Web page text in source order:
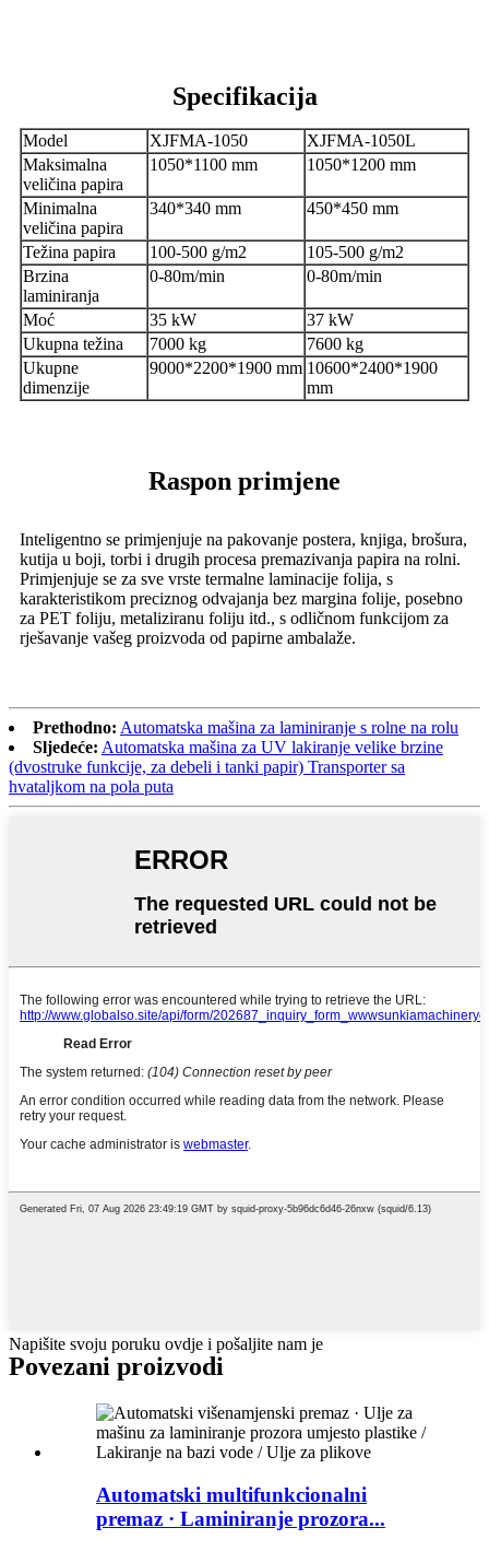
Specifikacija
Model XJFMA-1050
XJFMA-1050L
Maksimalna
veličina papira
1050*1100 mm 1050*1200 mm
Minimalna
veličina papira
340*340 mm 450*450 mm
Težina papira 100-500 g/m2
105-500 g/m2
Brzina
laminiranja
0-80m/min 0-80m/min
Moć 35 kW
37 kW
Ukupna težina
7000 kg
7600 kg
Ukupne
dimenzije
9000*2200*1900 mm 10600*2400*1900
mm
Raspon primjene
Inteligentno se primjenjuje na pakovanje postera, knjiga, brošura,
kutija u boji, torbi i drugih procesa premazivanja papira na rolni.
Primjenjuje se za sve vrste termalne laminacije folija, s
karakteristikom preciznog odvajanja bez margina folije, posebno
za PET foliju, metaliziranu foliju itd., s odličnom funkcijom za
rješavanje vašeg proizvoda od papirne ambalaže.
Prethodno: Automatska mašina za laminiranje s rolne na rolu
Sljedeće: Automatska mašina za UV lakiranje velike brzine
(dvostruke funkcije, za debeli i tanki papir) Transporter sa
hvataljkom na pola puta
Napišite svoju poruku ovdje i pošaljite nam je
Povezani proizvodi
Automatski multifunkcionalni
premaz · Laminiranje prozora...